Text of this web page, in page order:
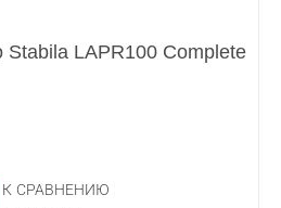
LAPR100 Complete
К СРАВНЕНИЮ